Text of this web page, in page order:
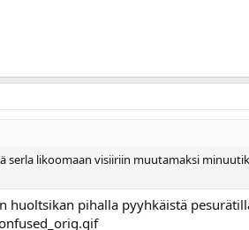
serla likoomaan visiiriin muutamaksi
huoltsikan pihalla pyyhkäistä